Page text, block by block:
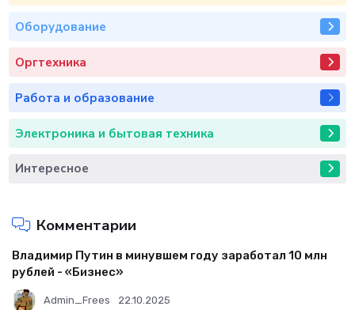
Оборудование
Оргтехника
Работа и образование
Электроника и бытовая техника
Интересное
Комментарии
Владимир Путин в минувшем году заработал 10 млн
рублей - «Бизнес»
Admin_Frees 22.10.2025